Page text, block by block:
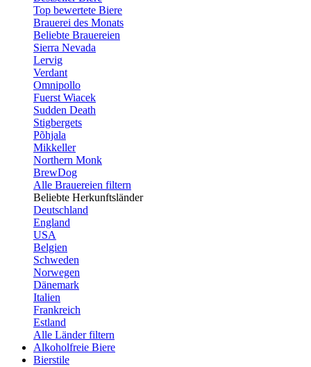
Top bewertete Biere
Brauerei des Monats
Beliebte Brauereien
Sierra Nevada
Lervig
Verdant
Omnipollo
Fuerst Wiacek
Sudden Death
Stigbergets
Põhjala
Mikkeller
Northern Monk
BrewDog
Alle Brauereien filtern
Beliebte Herkunftsländer
Deutschland
England
USA
Belgien
Schweden
Norwegen
Dänemark
Italien
Frankreich
Estland
Alle Länder filtern
Alkoholfreie Biere
Bierstile